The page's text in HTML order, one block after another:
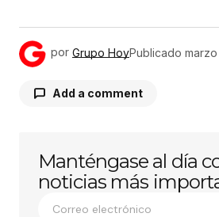
por Grupo HoyPublicado
Add a comment
Tu dirección de correo
publicada. Los campos
marcados con*
Manténgase al día
noticias más